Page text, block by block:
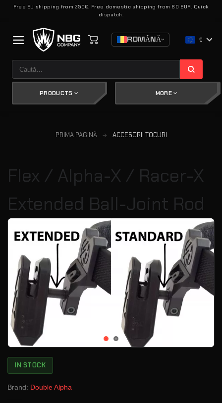
SkipFree EU shipping from 250€. Free domestic shipping from 60 EUR. Quick
dispatch.
ROMÂNĂ €
după:
PRODUCTS MORE
PRIMA PAGINĂ ACCESORII TOCURI
Flex / Alpha-X / Racer-X
Extended Ball-Joint Rod
IN STOCK
Brand: Double Alpha